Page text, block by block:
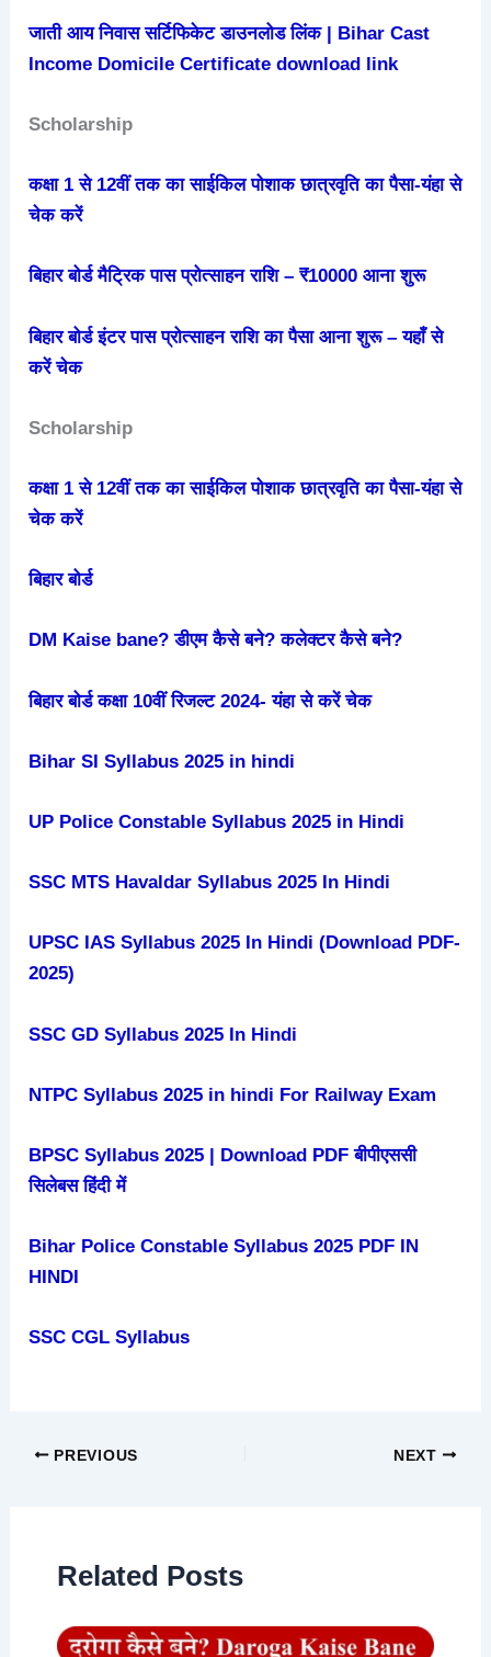
जाती आय निवास सर्टिफिकेट डाउनलोड लिंक | Bihar Cast
Income Domicile Certificate download link
Scholarship
कक्षा 1 से 12वीं तक का साईकिल पोशाक छात्रवृति का पैसा-यंहा से
चेक करें
बिहार बोर्ड मैट्रिक पास प्रोत्साहन राशि – ₹10000 आना शुरू
बिहार बोर्ड इंटर पास प्रोत्साहन राशि का पैसा आना शुरू – यहाँ से
करें चेक
Scholarship
कक्षा 1 से 12वीं तक का साईकिल पोशाक छात्रवृति का पैसा-यंहा से
चेक करें
बिहार बोर्ड
DM Kaise bane? डीएम कैसे बने? कलेक्टर कैसे बने?
बिहार बोर्ड कक्षा 10वीं रिजल्ट 2024- यंहा से करें चेक
Bihar SI Syllabus 2025 in hindi
UP Police Constable Syllabus 2025 in Hindi
SSC MTS Havaldar Syllabus 2025 In Hindi
UPSC IAS Syllabus 2025 In Hindi (Download PDF-
2025)
SSC GD Syllabus 2025 In Hindi
NTPC Syllabus 2025 in hindi For Railway Exam
BPSC Syllabus 2025 | Download PDF बीपीएससी
सिलेबस हिंदी में
Bihar Police Constable Syllabus 2025 PDF IN
HINDI
SSC CGL Syllabus
PREVIOUS NEXT
Related Posts